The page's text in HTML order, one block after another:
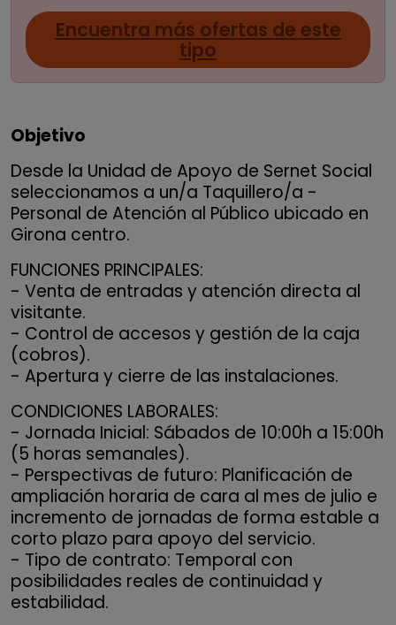
Encuentra más ofertas de este
tipo
Objetivo
Desde la Unidad de Apoyo de Sernet Social
seleccionamos a un/a Taquillero/a -
Personal de Atención al Público ubicado en
Girona centro.
FUNCIONES PRINCIPALES:
- Venta de entradas y atención directa al
visitante.
- Control de accesos y gestión de la caja
(cobros).
- Apertura y cierre de las instalaciones.
CONDICIONES LABORALES:
- Jornada Inicial: Sábados de 10:00h a 15:00h
(5 horas semanales).
- Perspectivas de futuro: Planificación de
ampliación horaria de cara al mes de julio e
incremento de jornadas de forma estable a
corto plazo para apoyo del servicio.
- Tipo de contrato: Temporal con
posibilidades reales de continuidad y
estabilidad.